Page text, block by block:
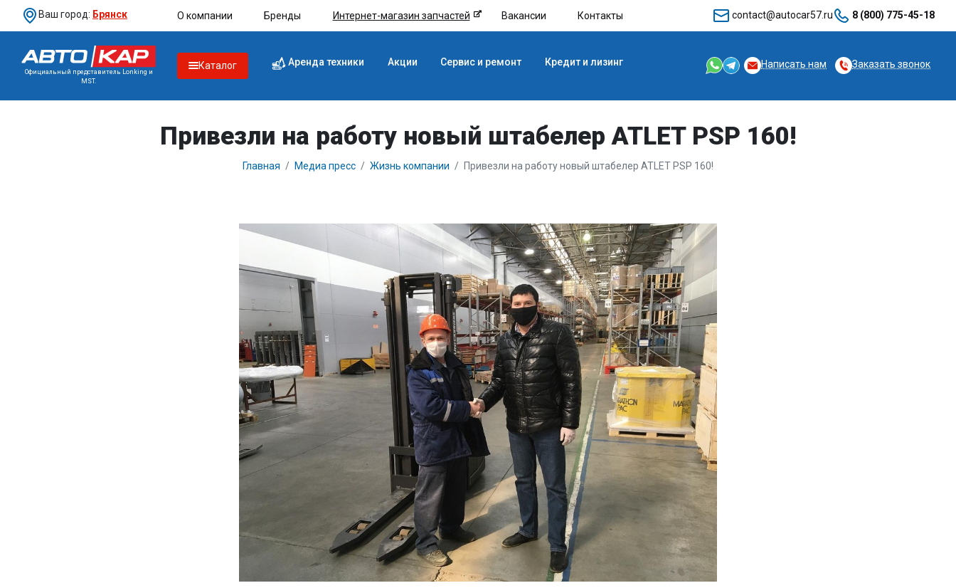
Ваш город: Брянск О компании Бренды Интернет-магазин запчастей Вакансии Контакты contact@autocar57.ru 8 (800) 775-45-18
Официальный представитель Lonking и
MST.
Каталог Аренда техники Акции Сервис и ремонт Кредит и лизинг Написать нам Заказать звонок
Привезли на работу новый штабелер ATLET PSP 160!
Главная Медиа пресс Жизнь компании Привезли на работу новый штабелер ATLET PSP 160!